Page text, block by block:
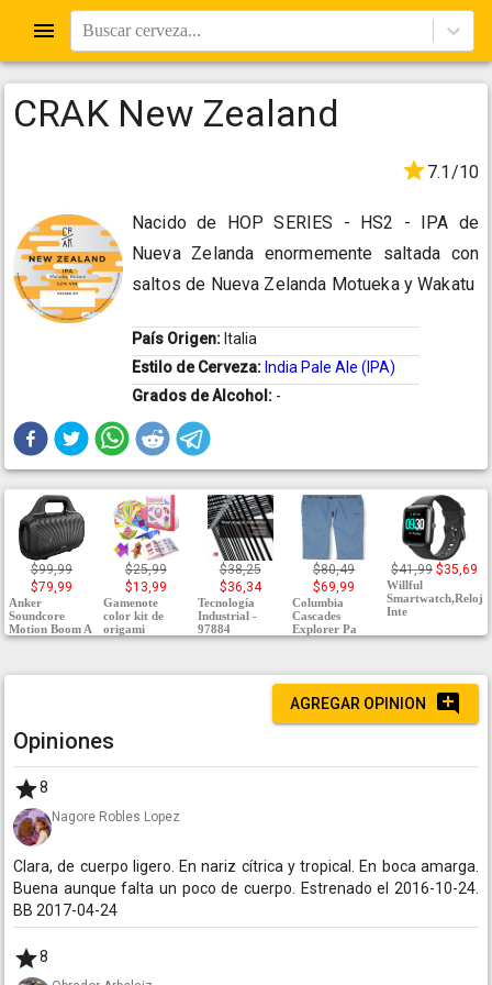
Buscar cerveza...
CRAK New Zealand
7.1/10
Nacido de HOP SERIES - HS2 - IPA de
Nueva Zelanda enormemente saltada con
saltos de Nueva Zelanda Motueka y Wakatu
País Origen: Italia
Estilo de Cerveza: India Pale Ale (IPA)
Grados de Alcohol: -
$99,99
$79,99
Anker
Soundcore
Motion Boom A
$25,99
$13,99
Gamenote
color kit de
origami
$38,25
$36,34
Tecnología
Industrial -
97884
$80,49
$69,99
Columbia
Cascades
Explorer Pa
$41,99 $35,69
Willful
Smartwatch,Reloj
Inte
AGREGAR OPINION
Opiniones
8
Nagore Robles Lopez
Clara, de cuerpo ligero. En nariz cítrica y tropical. En boca amarga.
Buena aunque falta un poco de cuerpo. Estrenado el 2016-10-24.
BB 2017-04-24
8